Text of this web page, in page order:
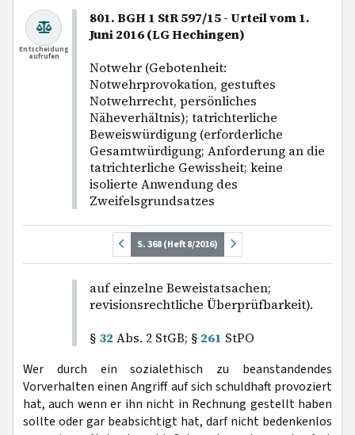
801. BGH 1 StR 597/15 - Urteil vom 1.
Juni 2016 (LG Hechingen)
Notwehr (Gebotenheit:
Notwehrprovokation, gestuftes
Notwehrrecht, persönliches
Näheverhältnis); tatrichterliche
Beweiswürdigung (erforderliche
Gesamtwürdigung; Anforderung an die
tatrichterliche Gewissheit; keine
isolierte Anwendung des
Zweifelsgrundsatzes
Entscheidung
aufrufen
S. 368 (Heft 8/2016)
auf einzelne Beweistatsachen;
revisionsrechtliche Überprüfbarkeit).
§ 32 Abs. 2 StGB; § 261 StPO
Wer durch ein sozialethisch zu beanstandendes
Vorverhalten einen Angriff auf sich schuldhaft provoziert
hat, auch wenn er ihn nicht in Rechnung gestellt haben
sollte oder gar beabsichtigt hat, darf nicht bedenkenlos